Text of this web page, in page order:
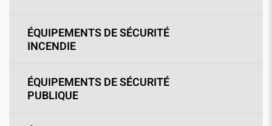
ÉQUIPEMENTS DE SÉCURITÉ
INCENDIE
ÉQUIPEMENTS DE SÉCURITÉ
PUBLIQUE